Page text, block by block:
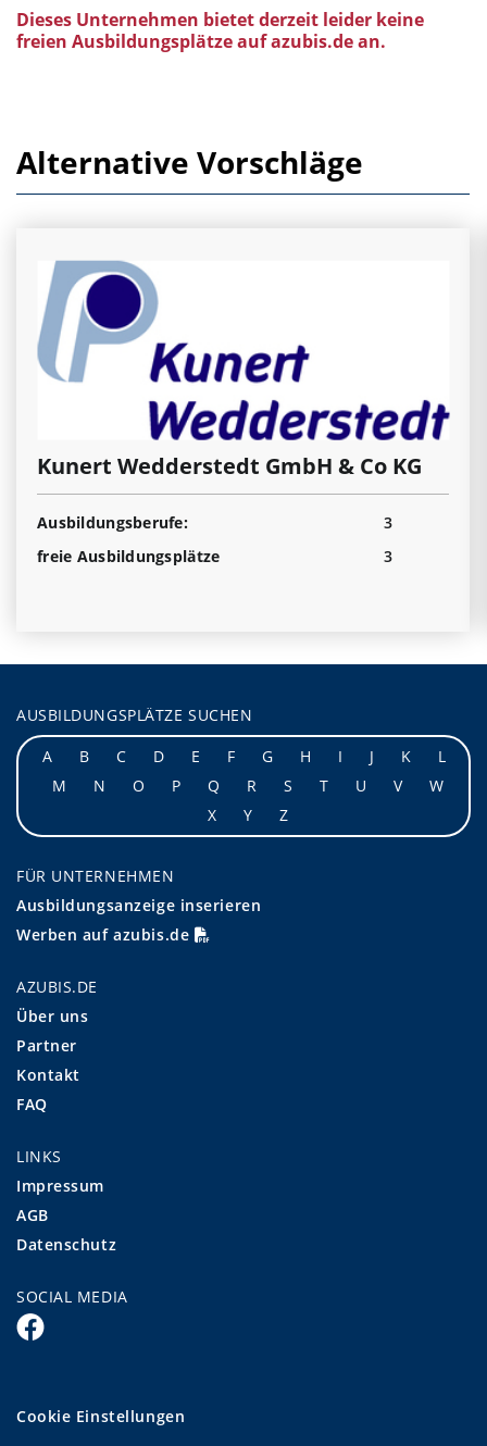
Dieses Unternehmen bietet derzeit leider keine
freien Ausbildungsplätze auf azubis.de an.
Alternative Vorschläge
Kunert Wedderstedt GmbH & Co KG
Ausbildungsberufe:
3
freie Ausbildungsplätze
3
AUSBILDUNGSPLÄTZE SUCHEN
A
B C D E F G H I J K
L
M
N O P Q R S T U V
W
X
Y Z
FÜR UNTERNEHMEN
Ausbildungsanzeige inserieren
Werben auf azubis.de
AZUBIS.DE
Über uns
Partner
Kontakt
FAQ
LINKS
Impressum
AGB
Datenschutz
SOCIAL MEDIA
Cookie Einstellungen